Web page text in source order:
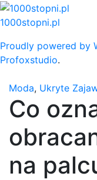
Skip
to
1000stopni.pl
Proudly powered by
Profoxstudio.
Moda, Ukryte
Co
na